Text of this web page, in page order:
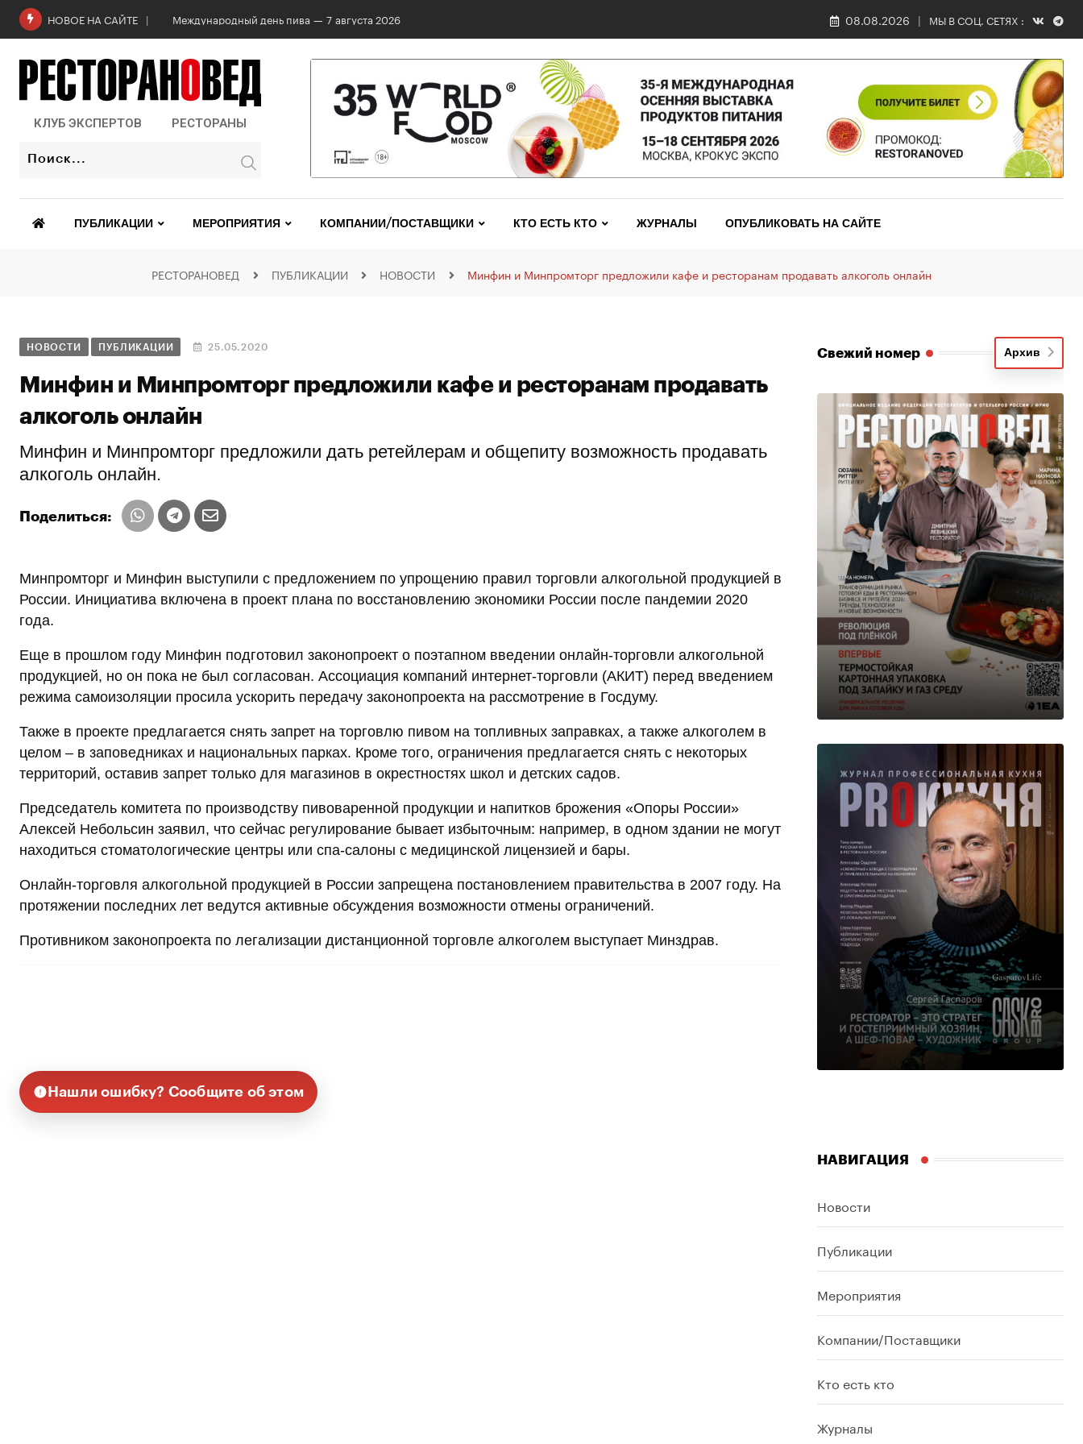
НОВОЕ НА САЙТЕ Международный день пива — 7 августа 2026 08.08.2026 МЫ В СОЦ. СЕТЯХ :
КЛУБ ЭКСПЕРТОВ РЕСТОРАНЫ
ПУБЛИКАЦИИ МЕРОПРИЯТИЯ КОМПАНИИ/ПОСТАВЩИКИ КТО ЕСТЬ КТО ЖУРНАЛЫ ОПУБЛИКОВАТЬ НА САЙТЕ
РЕСТОРАНОВЕД ПУБЛИКАЦИИ НОВОСТИ Минфин и Минпромторг предложили кафе и ресторанам продавать алкоголь онлайн
НОВОСТИ ПУБЛИКАЦИИ 25.05.2020
Минфин и Минпромторг предложили кафе и ресторанам продавать
алкоголь онлайн
Минфин и Минпромторг предложили дать ретейлерам и общепиту возможность продавать
алкоголь онлайн.
Поделиться:
Минпромторг и Минфин выступили с предложением по упрощению правил торговли алкогольной продукцией в
России. Инициатива включена в проект плана по восстановлению экономики России после пандемии 2020
года.
Еще в прошлом году Минфин подготовил законопроект о поэтапном введении онлайн-торговли алкогольной
продукцией, но он пока не был согласован. Ассоциация компаний интернет-торговли (АКИТ) перед введением
режима самоизоляции просила ускорить передачу законопроекта на рассмотрение в Госдуму.
Также в проекте предлагается снять запрет на торговлю пивом на топливных заправках, а также алкоголем в
целом – в заповедниках и национальных парках. Кроме того, ограничения предлагается снять с некоторых
территорий, оставив запрет только для магазинов в окрестностях школ и детских садов.
Председатель комитета по производству пивоваренной продукции и напитков брожения «Опоры России»
Алексей Небольсин заявил, что сейчас регулирование бывает избыточным: например, в одном здании не могут
находиться стоматологические центры или спа-салоны с медицинской лицензией и бары.
Онлайн-торговля алкогольной продукцией в России запрещена постановлением правительства в 2007 году. На
протяжении последних лет ведутся активные обсуждения возможности отмены ограничений.
Противником законопроекта по легализации дистанционной торговле алкоголем выступает Минздрав.
Нашли ошибку? Сообщите об этом
Свежий номер Архив
НАВИГАЦИЯ
Новости
Публикации
Мероприятия
Компании/Поставщики
Кто есть кто
Журналы